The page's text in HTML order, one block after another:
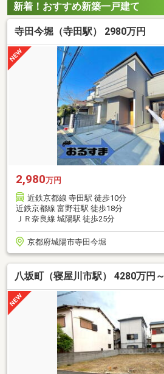
新着！おすすめ新築一戸建て
寺田今堀（寺田駅） 2980万円
2,980万円
近鉄京都線 寺田駅 徒歩10分
近鉄京都線 富野荘駅 徒歩18分
ＪＲ奈良線 城陽駅 徒歩25分
京都府城陽市寺田今堀
八坂町（寝屋川市駅） 4280万円